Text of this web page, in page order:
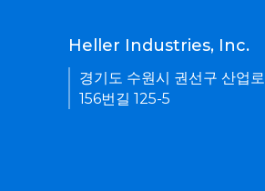
Heller Industries, Inc.
경기도 수원시 권선구 산업로
156번길 125-5